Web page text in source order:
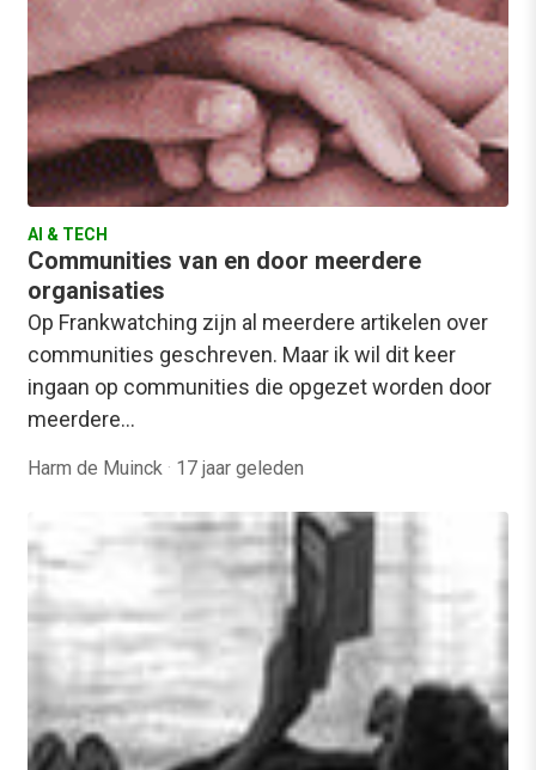
AI & TECH
Communities van en door meerdere
organisaties
Op Frankwatching zijn al meerdere artikelen over
communities geschreven. Maar ik wil dit keer
ingaan op communities die opgezet worden door
meerdere…
Harm de Muinck · 17 jaar geleden